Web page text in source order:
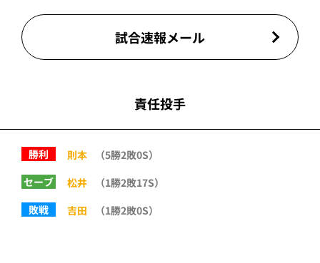
試合速報メール
責任投手
勝利 則本
（5勝2敗0S）
セーブ
松井
（1勝2敗17S）
敗戦
吉田 （1勝2敗0S）